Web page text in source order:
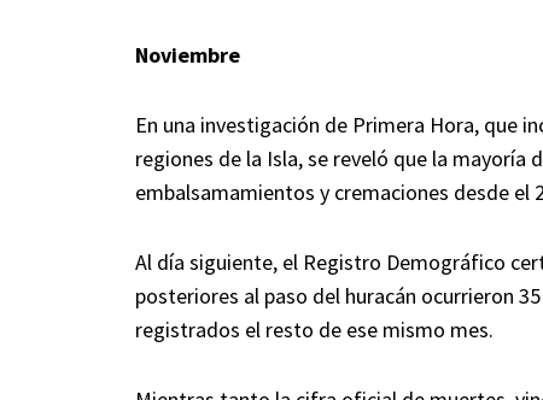
Noviembre
En una investigación de Primera Hora, que
regiones de la Isla, se reveló que la mayoría
embalsamamientos y cremaciones desde el
Al día siguiente, el Registro Demográfico
posteriores al paso del huracán ocurrieron
registrados el resto de ese mismo mes.